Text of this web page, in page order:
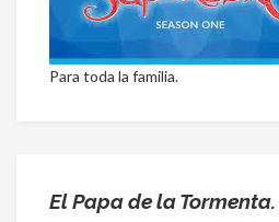
Para toda la familia.
El Papa de la Tormenta.